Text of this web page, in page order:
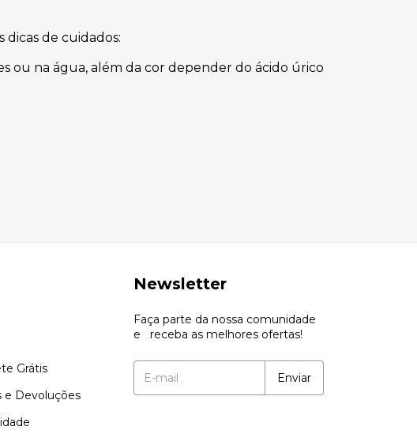
de cuidados:
ou na água, além da cor depender do ácido úrico
Grátis
e Devoluções
Newsletter
Faça parte da nossa comunidade
e receba as melhores ofertas!